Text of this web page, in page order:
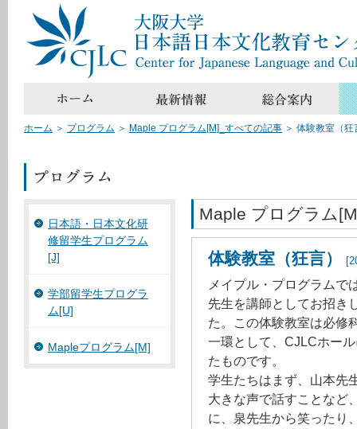
ホーム ＞ プログラム ＞ Maple プログラム[M]_すべての記事 ＞ 体験教室（狂
日本語・日本文化研
修留学生プログラム
[J]
学部留学生プログラ
ム[U]
Mapleプログラム[M]
Maple プログラム
体験教室（狂言）
メイプル・プログラムで
先生を講師としてお招き
た。この体験教室は必修
一環として、CJLCホー
たものです。
学生たちはまず、山本先
大きな声で話すことなど
に、泉先生から笑ったり